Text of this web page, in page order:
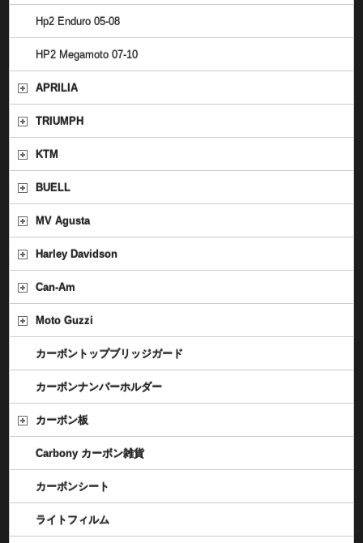
Hp2 Enduro 05-08
HP2 Megamoto 07-10
APRILIA
TRIUMPH
KTM
BUELL
MV Agusta
Harley Davidson
Can-Am
Moto Guzzi
カーボントップブリッジガード
カーボンナンバーホルダー
カーボン板
Carbony カーボン雑貨
カーボンシート
ライトフィルム